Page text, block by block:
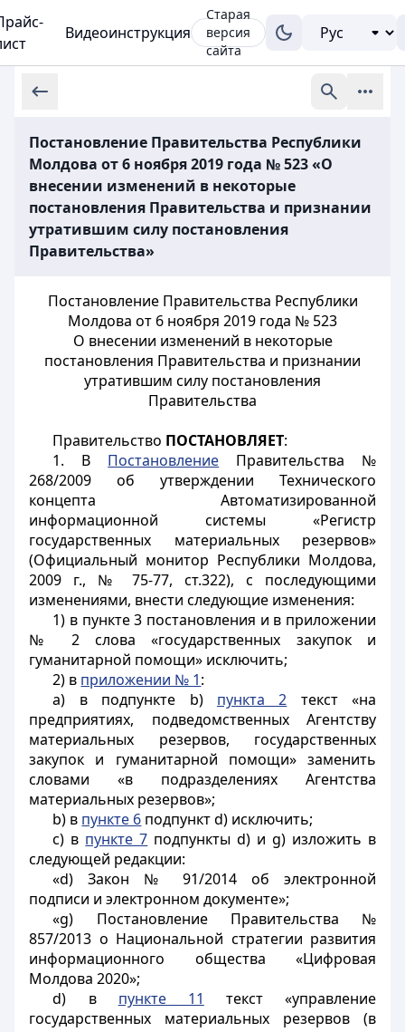
Видеоинструкция
Старая
версия
сайта
Постановление Правительства Республики
Молдова от 6 ноября 2019 года № 523 «О
внесении изменений в некоторые
постановления Правительства и признании
утратившим силу постановления
Правительства»
Постановление Правительства Республики
Молдова от 6 ноября 2019 года № 523
О внесении изменений в некоторые
постановления Правительства и признании
утратившим силу постановления
Правительства
Правительство ПОСТАНОВЛЯЕТ:
1. В Постановление Правительства №
268/2009 об утверждении Технического
концепта Автоматизированной
информационной системы «Регистр
государственных материальных резервов»
(Официальный монитор Республики Молдова,
2009 г., № 75-77, ст.322), с последующими
изменениями, внести следующие изменения:
1) в пункте 3 постановления и в приложении
№ 2 слова «государственных закупок и
гуманитарной помощи» исключить;
2) в приложении № 1:
a) в подпункте b) пункта 2 текст «на
предприятиях, подведомственных Агентству
материальных резервов, государственных
закупок и гуманитарной помощи» заменить
словами «в подразделениях Агентства
материальных резервов»;
b) в пункте 6 подпункт d) исключить;
с) в пункте 7 подпункты d) и g) изложить в
следующей редакции:
«d) Закон № 91/2014 об электронной
подписи и электронном документе»;
«g) Постановление Правительства №
857/2013 о Национальной стратегии развития
информационного общества «Цифровая
Молдова 2020»;
d) в пункте 11
текст «управление
государственных материальных резервов (в